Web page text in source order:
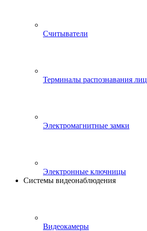
Считыватели
Терминалы распознавания лиц
Электромагнитные замки
Электронные ключницы
Системы видеонаблюдения
Видеокамеры